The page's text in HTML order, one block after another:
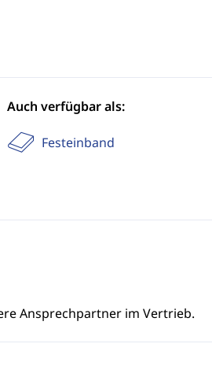
Auch verfügbar als:
Festeinband
Ansprechpartner im Vertrieb.